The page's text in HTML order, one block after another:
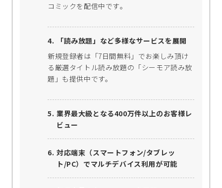
コミックを配信中です｡
「読み放題」など多様なサービスを展開
新規登録者は「7日間無料」でお楽しみ頂け
る厳選タイトル読み放題の「シーモア読み放
題」も提供中です。
業界最大級となる400万件以上のお客様レ
ビュー
対応端末（スマートフォン/タブレッ
ト/PC）でマルチデバイス利用が可能